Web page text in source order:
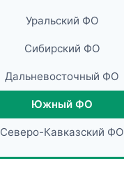
Уральский ФО
Сибирский ФО
Дальневосточный ФО
Южный ФО
Северо-Кавказский ФО